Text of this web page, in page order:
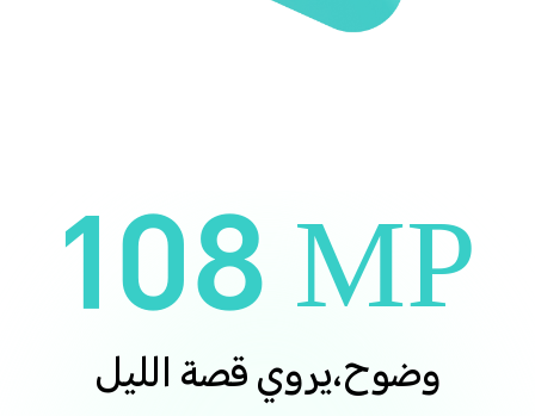
108 MP
وضوح،يروي قصة الليل